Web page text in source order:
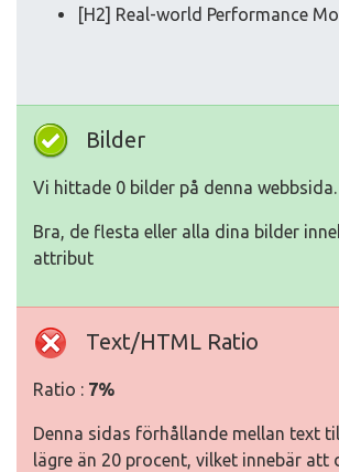
[H2] Real-world Performance
Bilder
Vi hittade 0 bilder på denna webbsida.
Bra, de flesta eller alla dina bilder
attribut
Text/HTML Ratio
Ratio : 7%
Denna sidas förhållande mellan text
lägre än 20 procent, vilket innebär att